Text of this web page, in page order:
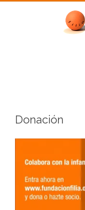
Donación